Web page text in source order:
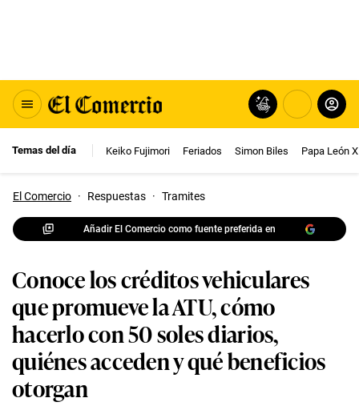
Temas del día Keiko Fujimori Feriados Simon Biles Papa León
El Comercio · Respuestas · Tramites
Añadir El Comercio como fuente preferida en
Conoce los créditos vehiculares
que promueve la ATU, cómo
hacerlo con 50 soles diarios,
quiénes acceden y qué beneficios
otorgan